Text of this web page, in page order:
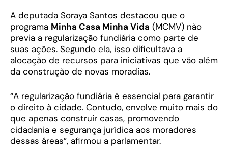
A deputada Soraya Santos destacou que o
programa Minha Casa Minha Vida (MCMV) não
previa a regularização fundiária como parte de
suas ações. Segundo ela, isso dificultava a
alocação de recursos para iniciativas que vão além
da construção de novas moradias.
“A regularização fundiária é essencial para garantir
o direito à cidade. Contudo, envolve muito mais do
que apenas construir casas, promovendo
cidadania e segurança jurídica aos moradores
dessas áreas”, afirmou a parlamentar.